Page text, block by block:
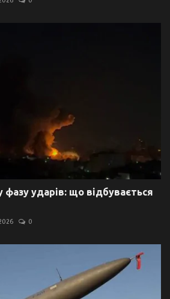
ударів: що відбувається
0